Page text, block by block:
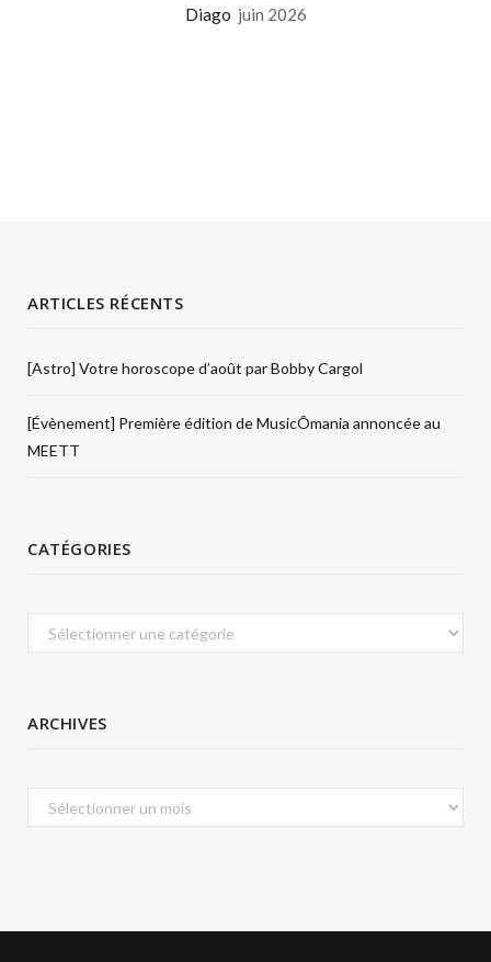
Diago juin 2026
ARTICLES RÉCENTS
[Astro] Votre horoscope d’août par Bobby Cargol
[Évènement] Première édition de MusicÔmania annoncée au
MEETT
CATÉGORIES
Catégories
ARCHIVES
Archives